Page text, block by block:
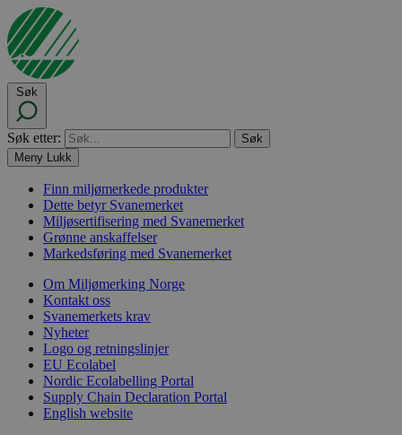
Søk
Søk etter:
Meny Lukk
Finn miljømerkede produkter
Dette betyr Svanemerket
Miljøsertifisering med Svanemerket
Grønne anskaffelser
Markedsføring med Svanemerket
Om Miljømerking Norge
Kontakt oss
Svanemerkets krav
Nyheter
Logo og retningslinjer
EU Ecolabel
Nordic Ecolabelling Portal
Supply Chain Declaration Portal
English website